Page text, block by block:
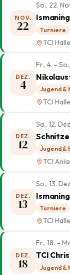
NOV.
22
So., 22.
Turniere
TCI
DEZ.
4
Fr., 4. –
Jugend &
TCI
DEZ.
12
Sa., 12.
Jugend &
TCI
DEZ.
13
So., 13.
Turniere
TCI
DEZ.
18
Fr., 18. –
TCI
Jugend &